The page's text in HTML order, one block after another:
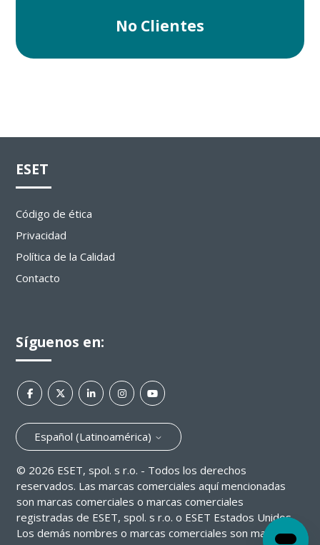
No Clientes
ESET
Código de ética
Privacidad
Política de la Calidad
Contacto
Síguenos en:
Español (Latinoamérica)
© 2026 ESET, spol. s r.o. - Todos los derechos
reservados. Las marcas comerciales aquí mencionadas
son marcas comerciales o marcas comerciales
registradas de ESET, spol. s r.o. o ESET Estados Unidos.
Los demás nombres o marcas comerciales son marcas